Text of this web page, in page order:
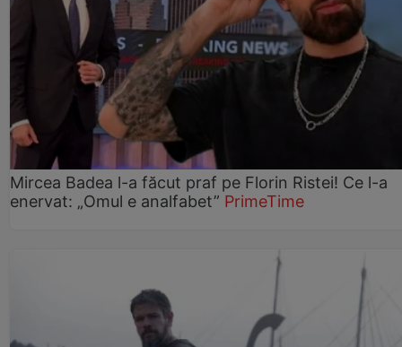
Mircea Badea l-a făcut praf pe Florin Ristei! Ce l-a
enervat: „Omul e analfabet” PrimeTime